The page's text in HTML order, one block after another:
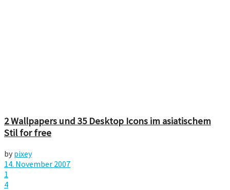
2 Wallpapers und 35 Desktop Icons im asiatischem
Stil for free
by pixey
14. November 2007
1
4